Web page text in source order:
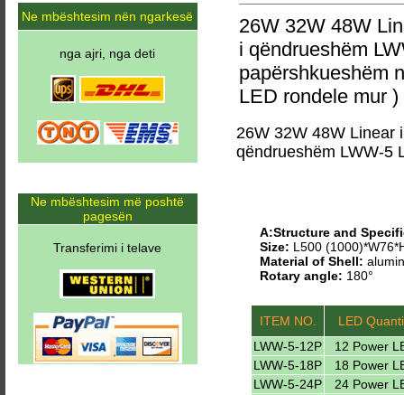
26W 32W 48W
i qëndrueshëm
papërshkueshëm
LED rondele mur )
26W 32W 48W Linear
qëndrueshëm LWW-5
A:Structure and
Size: L500
Material of Shell:
Rotary angle: 180°
ITEM NO.
LED
LWW-5-12P
12 Power
LWW-5-18P
18 Power
LWW-5-24P
24 Power
Ne mbështesim nën ngarkesë
nga ajri, nga deti
Ne mbështesim më poshtë
pagesën
Transferimi i telave